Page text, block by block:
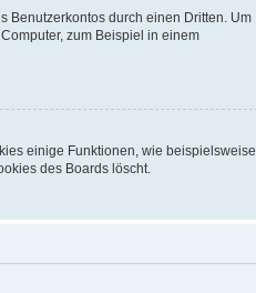
Benutzerkontos durch einen Dritten. Um
zum Beispiel in einem
einige Funktionen, wie beispielsweise
des Boards löscht.